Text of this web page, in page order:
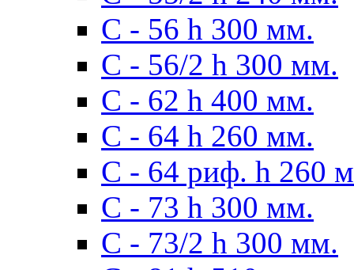
С - 56 h 300 мм.
С - 56/2 h 300 мм.
С - 62 h 400 мм.
С - 64 h 260 мм.
С - 64 риф. h 260
С - 73 h 300 мм.
С - 73/2 h 300 мм.